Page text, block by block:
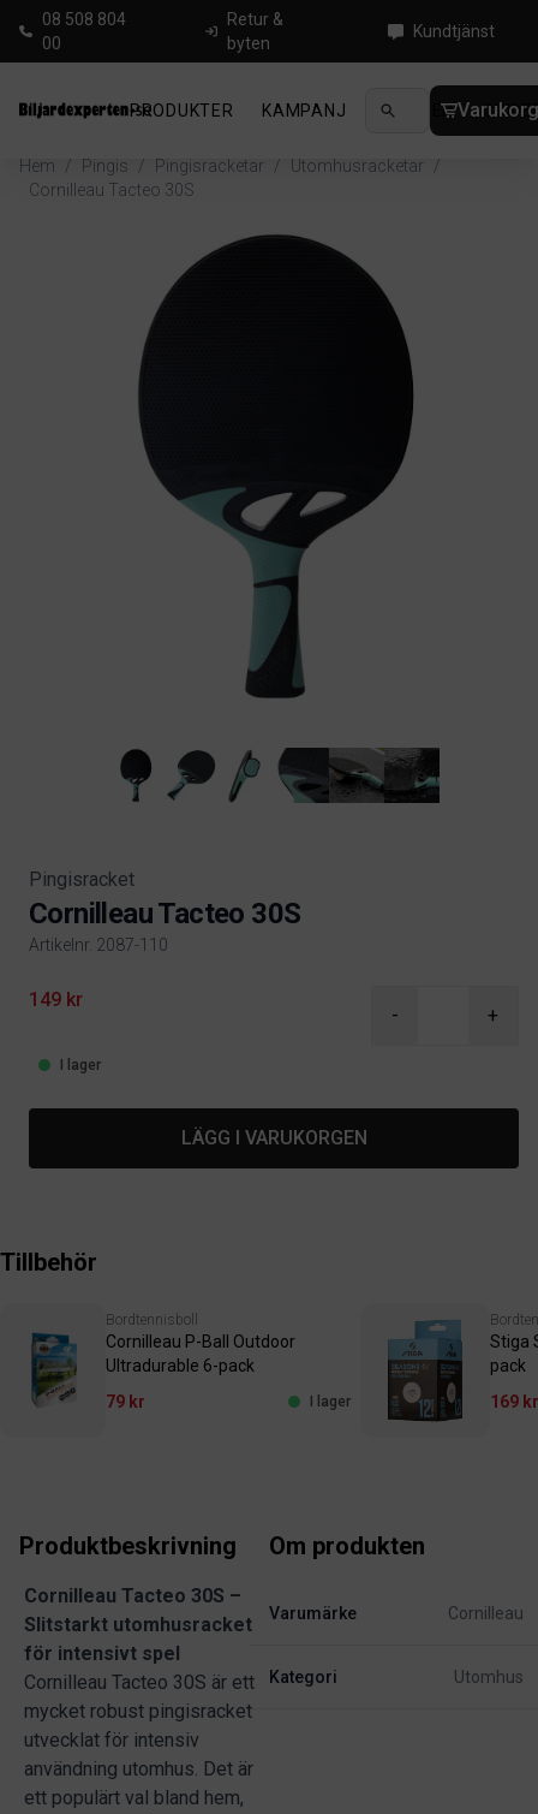
08 508 804
00
Retur &
byten
Kundtjänst
PRODUKTER KAMPANJ NYHETER
Hem / Pingis / Pingisracketar / Utomhusracketar
/
Cornilleau Tacteo 30S
Pingisracket
Cornilleau Tacteo 30S
Artikelnr. 2087-110
Product information
149 kr
- +
I lager
LÄGG I VARUKORGEN
Tillbehör
Bordtennisboll
Cornilleau P-Ball Outdoor
Ultradurable 6-pack
79 kr
I lager
Stiga
pack
169
Produktbeskrivning
Cornilleau Tacteo 30S –
Slitstarkt utomhusracket
för intensivt spel
Cornilleau Tacteo 30S är ett
mycket robust pingisracket
utvecklat för intensiv
användning utomhus. Det är
ett populärt val bland hem,
Om produkten
Varumärke Cornilleau
Kategori Utomhus